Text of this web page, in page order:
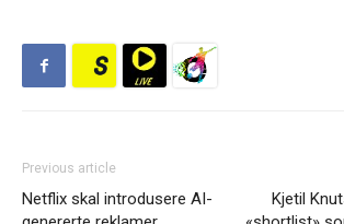
Previous article
Netflix skal introdusere AI-
Kjetil